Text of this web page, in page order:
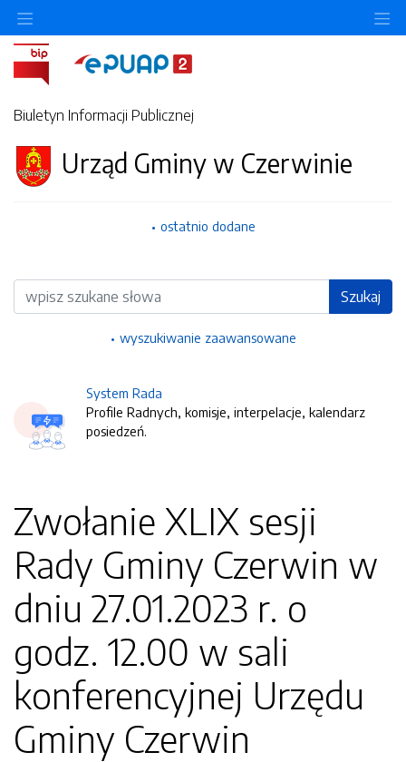
Biuletyn Informacji Publicznej
Urząd Gminy w Czerwinie
ostatnio dodane
Wyszukiwarka Szukaj
wyszukiwanie zaawansowane
System Rada
Profile Radnych, komisje, interpelacje, kalendarz
posiedzeń.
Zwołanie XLIX sesji
Rady Gminy Czerwin w
dniu 27.01.2023 r. o
godz. 12.00 w sali
konferencyjnej Urzędu
Gminy Czerwin